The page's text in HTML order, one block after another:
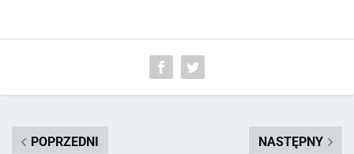
POPRZEDNI NASTĘPNY